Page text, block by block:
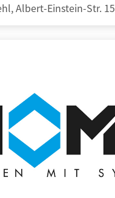
Albert-Einstein-Str. 15